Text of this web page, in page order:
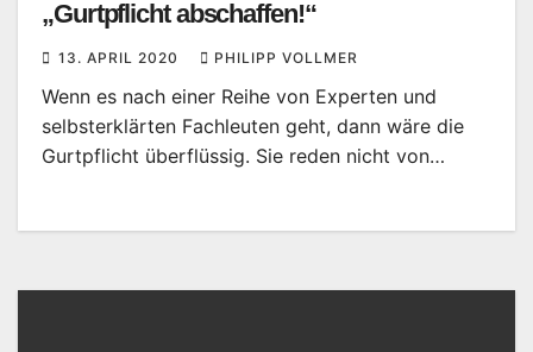
„Gurtpflicht abschaffen!“
13. APRIL 2020 PHILIPP VOLLMER
Wenn es nach einer Reihe von Experten und
selbsterklärten Fachleuten geht, dann wäre die
Gurtpflicht überflüssig. Sie reden nicht von…